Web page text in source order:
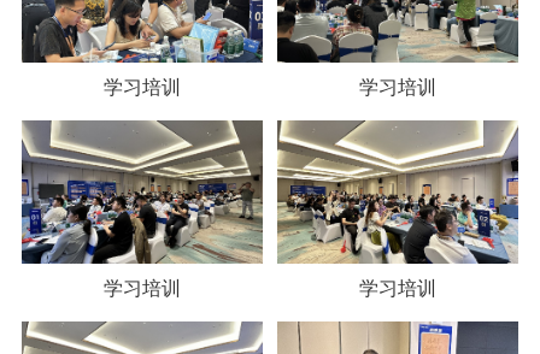
学习培训 学习培训
学习培训 学习培训